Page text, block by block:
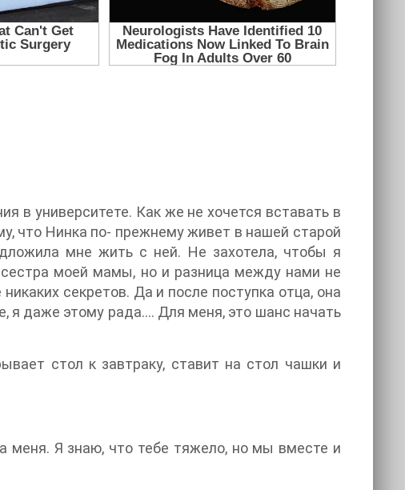
в университете. Как же не хочется вставать в
что Нинка по- прежнему живет в нашей старой
мне жить с ней. Не захотела, чтобы я
моей мамы, но и разница между нами не
секретов. Да и после поступка отца, она
я даже этому рада…. Для меня, это шанс начать
стол к завтраку, ставит на стол чашки и
Я знаю, что тебе тяжело, но мы вместе и